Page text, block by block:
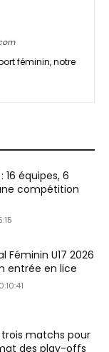
féminin, notre
16 équipes, 6
compétition
Féminin U17 2026
entrée en lice
trois matchs pour
des play-offs